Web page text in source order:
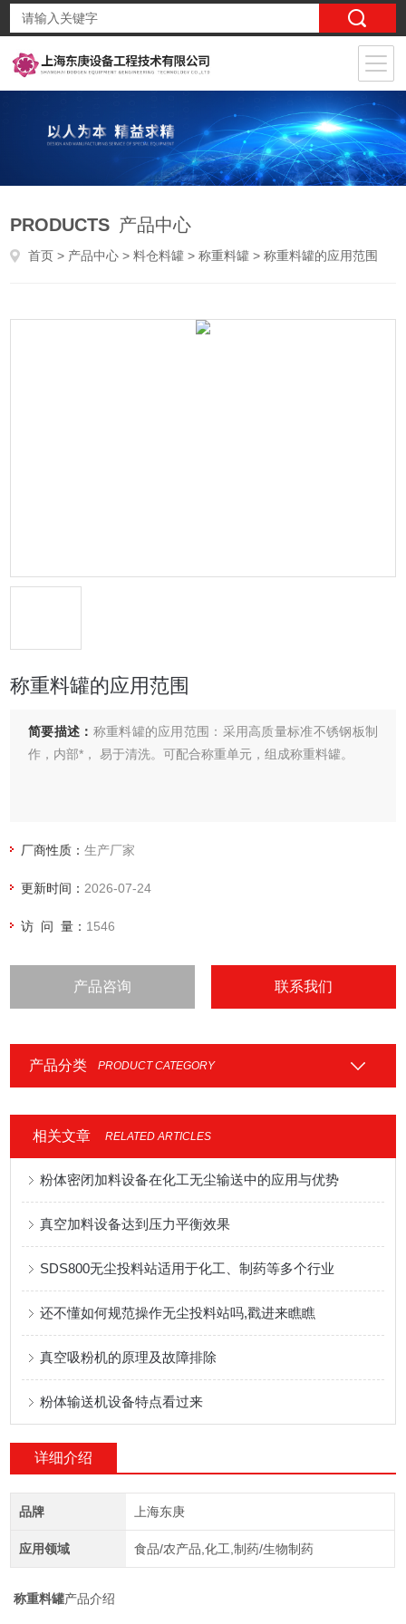
PRODUCTS 产品中心
首页 > 产品中心 >料仓料罐 >称重料罐 > 称重料罐的应用范围
称重料罐的应用范围
简要描述： 称重料罐的应用范围：采用高质量标准不锈钢板制
作，内部*， 易于清洗。可配合称重单元，组成称重料罐。
厂商性质：生产厂家
更新时间： 2026-07-24
访 问 量： 1546
产品咨询 联系我们
产品分类 PRODUCT CATEGORY
相关文章 RELATED ARTICLES
粉体密闭加料设备在化工无尘输送中的应用与优势
真空加料设备达到压力平衡效果
SDS800无尘投料站适用于化工、制药等多个行业
还不懂如何规范操作无尘投料站吗,戳进来瞧瞧
真空吸粉机的原理及故障排除
粉体输送机设备特点看过来
详细介绍
品牌 上海东庚
应用领域 食品/农产品,化工,制药/生物制药
称重料罐产品介绍